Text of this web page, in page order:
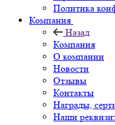
Политика
Компания
Назад
Компания
О компании
Новости
Отзывы
Контакты
Награды,
Наши